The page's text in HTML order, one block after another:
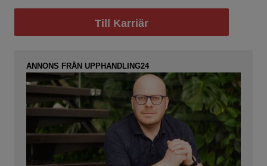
Till Karriär
ANNONS FRÅN UPPHANDLING24